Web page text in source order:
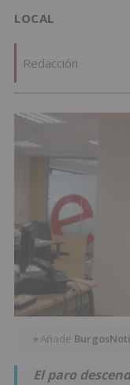
LOCAL
Redacción
★Añade
El paro